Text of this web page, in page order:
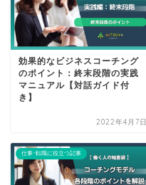
効果的なビジネスコーチング
のポイント：終末段階の実践
マニュアル【対話ガイド付
き】
2022年4月7日
仕事･転職に役立つ記事